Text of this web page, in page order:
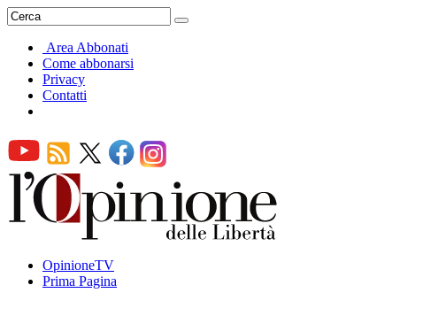
Area Abbonati
Come abbonarsi
Privacy
Contatti
OpinioneTV
Prima Pagina